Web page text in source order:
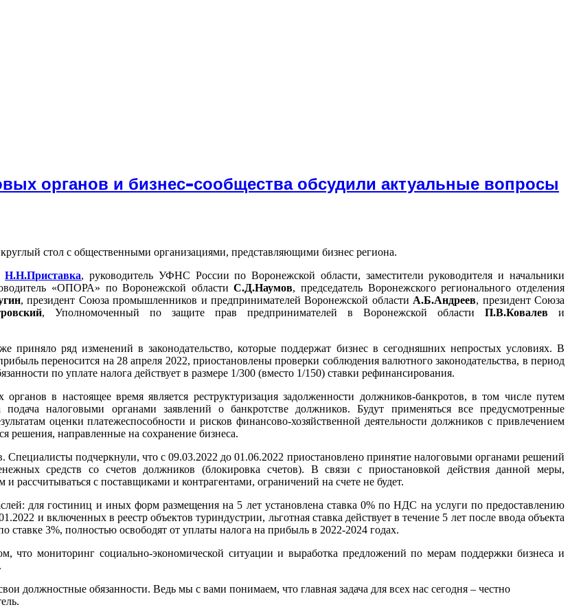
органов и бизнес-сообщества обсудили актуальные вопросы
стол с общественными организациями, представляющими бизнес региона.
Н.Н.Приставка, руководитель УФНС России по Воронежской области, заместители руководителя и начальники
«ОПОРА» по Воронежской областиС.Д.Наумов, председатель Воронежского регионального отделения
, президент Союза промышленников и предпринимателей Воронежской области А.Б.Андреев, президент Союза
, Уполномоченный по защите прав предпринимателей в Воронежской области П.В.Ковалев и
приняло ряд изменений в законодательство, которые поддержат бизнес в сегодняшних непростых условиях. В
переносится на 28 апреля 2022, приостановлены проверки соблюдения валютного законодательства, в период
по уплате налога действует в размере 1/300 (вместо 1/150) ставки рефинансирования.
в настоящее время является реструктуризация задолженности должников-банкротов, в том числе путем
налоговыми органами заявлений о банкротстве должников. Будут применяться все предусмотренные
оценки платежеспособности и рисков финансово-хозяйственной деятельности должников с привлечением
решения, направленные на сохранение бизнеса.
подчеркнули, что с 09.03.2022 до 01.06.2022 приостановлено принятие налоговыми органами решений
средств со счетов должников (блокировка счетов). В связи с приостановкой действия данной меры,
рассчитываться с поставщиками и контрагентами, ограничений на счете не будет.
для гостиниц и иных форм размещения на 5 лет установлена ставка 0% по НДС на услуги по предоставлению
и включенных в реестр объектов туриндустрии, льготная ставка действует в течение 5 лет после ввода объекта
3%, полностью освободят от уплаты налога на прибыль в 2022-2024 годах.
что мониторинг социально-экономической ситуации и выработка предложений по мерам поддержки бизнеса и
должностные обязанности. Ведь мы с вами понимаем, что главная задача для всех нас сегодня – честно